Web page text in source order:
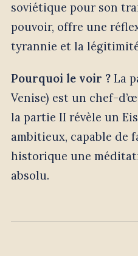
soviétique pour son
pouvoir, offre une
tyrannie et la
Pourquoi le voir ?La
Venise) est un chef-
la partie II révèle un
ambitieux, capable de
historique une
absolu.